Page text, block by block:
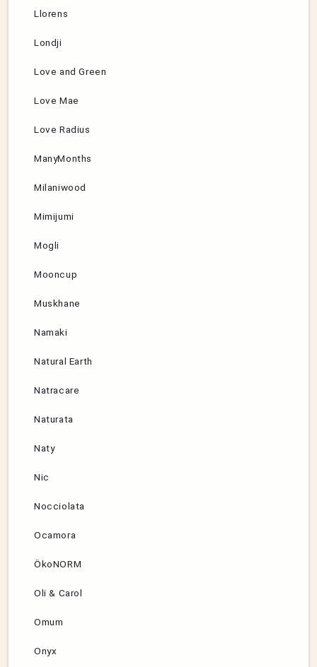
Llorens
Londji
Love and Green
Love Mae
Love Radius
ManyMonths
Milaniwood
Mimijumi
Mogli
Mooncup
Muskhane
Namaki
Natural Earth
Natracare
Naturata
Naty
Nic
Nocciolata
Ocamora
ÖkoNORM
Oli & Carol
Omum
Onyx